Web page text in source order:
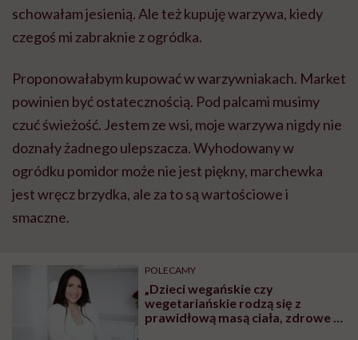
schowałam jesienią. Ale też kupuję warzywa, kiedy
czegoś mi zabraknie z ogródka.
Proponowałabym kupować w warzywniakach. Market
powinien być ostatecznością. Pod palcami musimy
czuć świeżość. Jestem ze wsi, moje warzywa nigdy nie
doznały żadnego ulepszacza. Wyhodowany w
ogródku pomidor może nie jest piękny, marchewka
jest wręcz brzydka, ale za to są wartościowe i
smaczne.
POLECAMY
„Dzieci wegańskie czy
wegetariańskie rodzą się z
prawidłową masą ciała, zdrowe i